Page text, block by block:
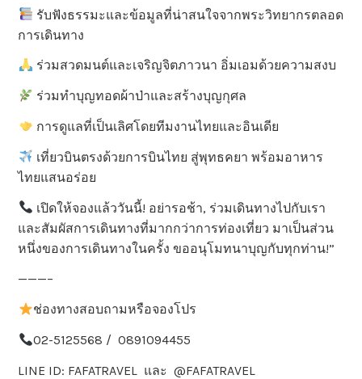
รับฟังธรรมะและข้อมูลที่น่าสนใจจากพระวิทยากรตลอด
การเดินทาง
ร่วมสวดมนต์และเจริญจิตภาวนา อิ่มเอมด้วยความสงบ
ร่วมทำบุญทอดผ้าป่าและสร้างบุญกุศล
การดูแลที่เป็นเลิศโดยทีมงานไทยและอินเดีย
เที่ยวบินตรงด้วยการบินไทย สู่พุทธคยา พร้อมอาหาร
ไทยแสนอร่อย
เปิดให้จองแล้ววันนี้! อย่ารอช้า, ร่วมเดินทางไปกับเรา
และสัมผัสการเดินทางที่มากกว่าการท่องเที่ยว มาเป็นส่วน
หนึ่งของการเดินทางในครั้ง ขออนุโมทนาบุญกับทุกท่าน!”
———–
ช่องทางสอบถามหรือจองโปร
02-5125568 / 0891094455
LINE ID: FAFATRAVEL และ @FAFATRAVEL